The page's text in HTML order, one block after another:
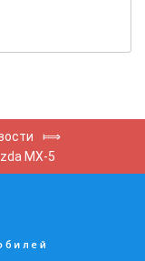
⟾
MX-5